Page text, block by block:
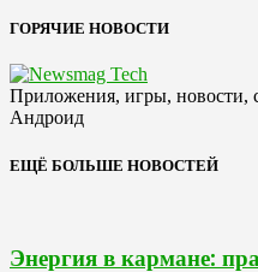
ГОРЯЧИЕ НОВОСТИ
Приложения, игры, новости,
Андроид
ЕЩЁ БОЛЬШЕ НОВОСТЕЙ
Энергия в кармане: